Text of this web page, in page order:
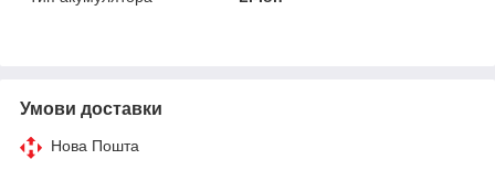
Умови доставки
Нова Пошта